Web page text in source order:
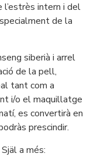
intern i del
de la
siberià i arrel
de la pell,
tant com a
i/o el maquillatge
es convertirà en
prescindir.
a més: